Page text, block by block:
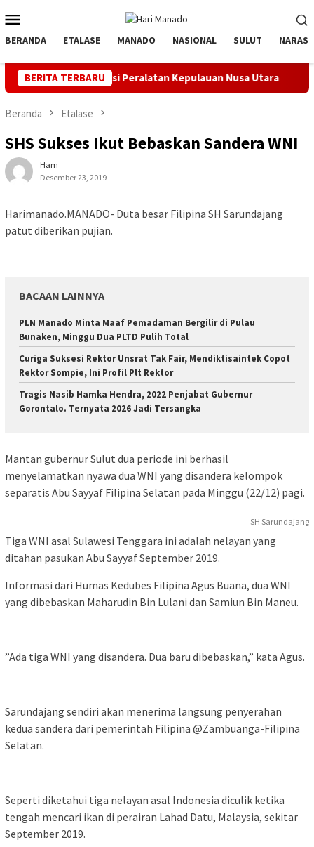
ke
kontenMobile
BERANDA ETALASE MANADO NASIONAL SULUT NARASI
BERITA TERBARU
Peralatan Kepulauan Nusa Utara PLN Manado
Beranda Etalase
SHS Sukses Ikut Bebaskan Sandera WNI
Ham
Desember 23, 2019
Harimanado.MANADO- Duta besar Filipina SH Sarundajang
patut diberikan pujian.
BACAAN LAINNYA
PLN Manado Minta Maaf Pemadaman Bergilir di Pulau
Bunaken, Minggu Dua PLTD Pulih Total
Curiga Suksesi Rektor Unsrat Tak Fair, Mendiktisaintek Copot
Rektor Sompie, Ini Profil Plt Rektor
Tragis Nasib Hamka Hendra, 2022 Penjabat Gubernur
Gorontalo. Ternyata 2026 Jadi Tersangka
Mantan gubernur Sulut dua periode ini berhasil
menyelamatkan nyawa dua WNI yang disandera kelompok
separatis Abu Sayyaf Filipina Selatan pada Minggu (22/12) pagi.
SH Sarundajang
Tiga WNI asal Sulawesi Tenggara ini adalah nelayan yang
ditahan pasukan Abu Sayyaf September 2019.
Informasi dari Humas Kedubes Filipina Agus Buana, dua WNI
yang dibebaskan Maharudin Bin Lulani dan Samiun Bin Maneu.
”Ada tiga WNI yang disandera. Dua baru dibebaskan,” kata Agus.
Sarundajang sendiri akan menerima langsung penyerahan
kedua sandera dari pemerintah Filipina @Zambuanga-Filipina
Selatan.
Seperti diketahui tiga nelayan asal Indonesia diculik ketika
tengah mencari ikan di perairan Lahad Datu, Malaysia, sekitar
September 2019.